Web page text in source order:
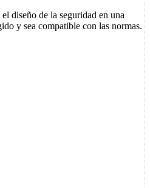
diseño de la seguridad en una
y sea compatible con las normas.